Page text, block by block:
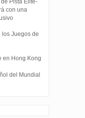
Pista Élite-
con una
los Juegos de
en Hong Kong
del Mundial